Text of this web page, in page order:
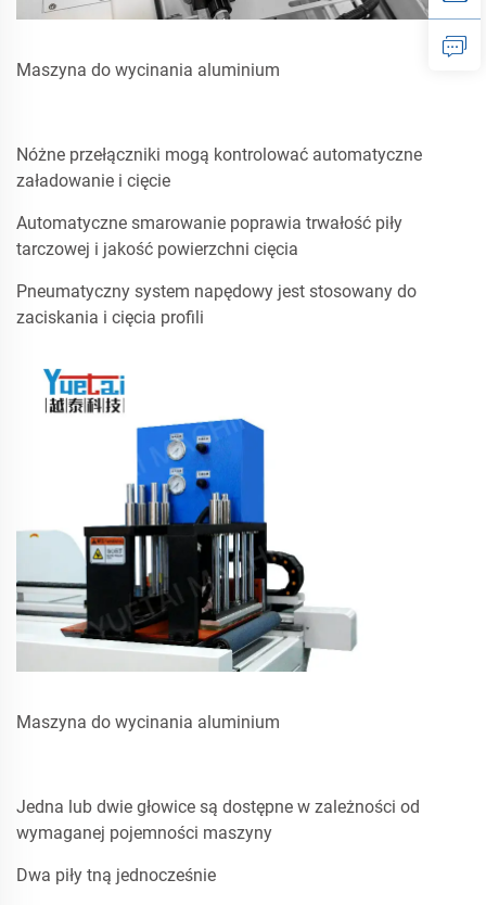
Maszyna do wycinania aluminium
Nóżne przełączniki mogą kontrolować automatyczne
załadowanie i cięcie
Automatyczne smarowanie poprawia trwałość piły
tarczowej i jakość powierzchni cięcia
Pneumatyczny system napędowy jest stosowany do
zaciskania i cięcia profili
Maszyna do wycinania aluminium
Jedna lub dwie głowice są dostępne w zależności od
wymaganej pojemności maszyny
Dwa piły tną jednocześnie